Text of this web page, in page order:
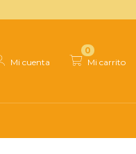
Mi cuenta Mi carrito
0